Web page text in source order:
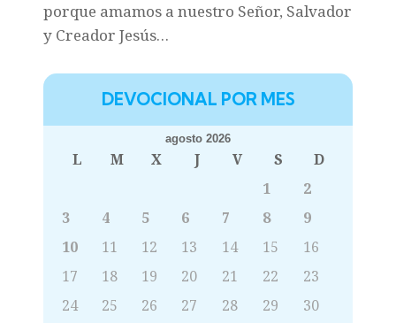
porque amamos a nuestro Señor, Salvador
y Creador Jesús…
DEVOCIONAL POR MES
agosto 2026
L M X J V S
D
1
2
3
4 5 6 7 8
9
10
11 12 13 14 15
16
17
18 19 20 21 22
23
24
25 26 27 28 29
30